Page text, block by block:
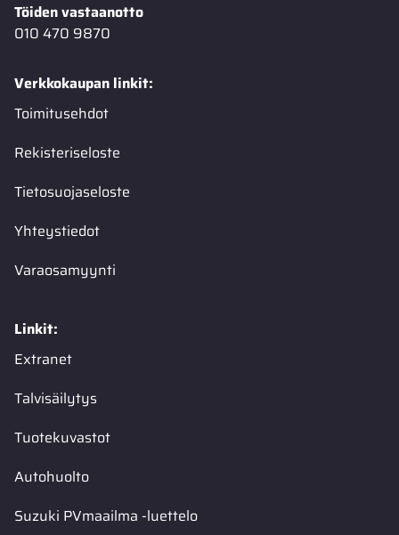
Töiden vastaanotto
010 470 9870
Verkkokaupan linkit:
Toimitusehdot
Rekisteriseloste
Tietosuojaseloste
Yhteystiedot
Varaosamyynti
Linkit:
Extranet
Talvisäilytys
Tuotekuvastot
Autohuolto
Suzuki PVmaailma -luettelo